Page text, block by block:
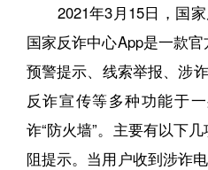
2021年3月15日，国家
国家反诈中心App是一款
预警提示、线索举报、涉
反诈宣传等多种功能于
诈“防火墙”。主要有以下
阻提示。当用户收到涉诈